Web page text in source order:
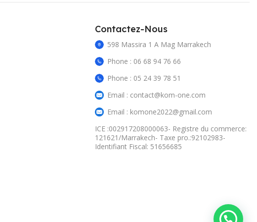
Contactez-Nous
598 Massira 1 A Mag Marrakech
Phone : 06 68 94 76 66
Phone : 05 24 39 78 51
Email : contact@kom-one.com
Email : komone2022@gmail.com
ICE :002917208000063- Registre du commerce:
121621/Marrakech- Taxe pro.:92102983-
Identifiant Fiscal: 51656685